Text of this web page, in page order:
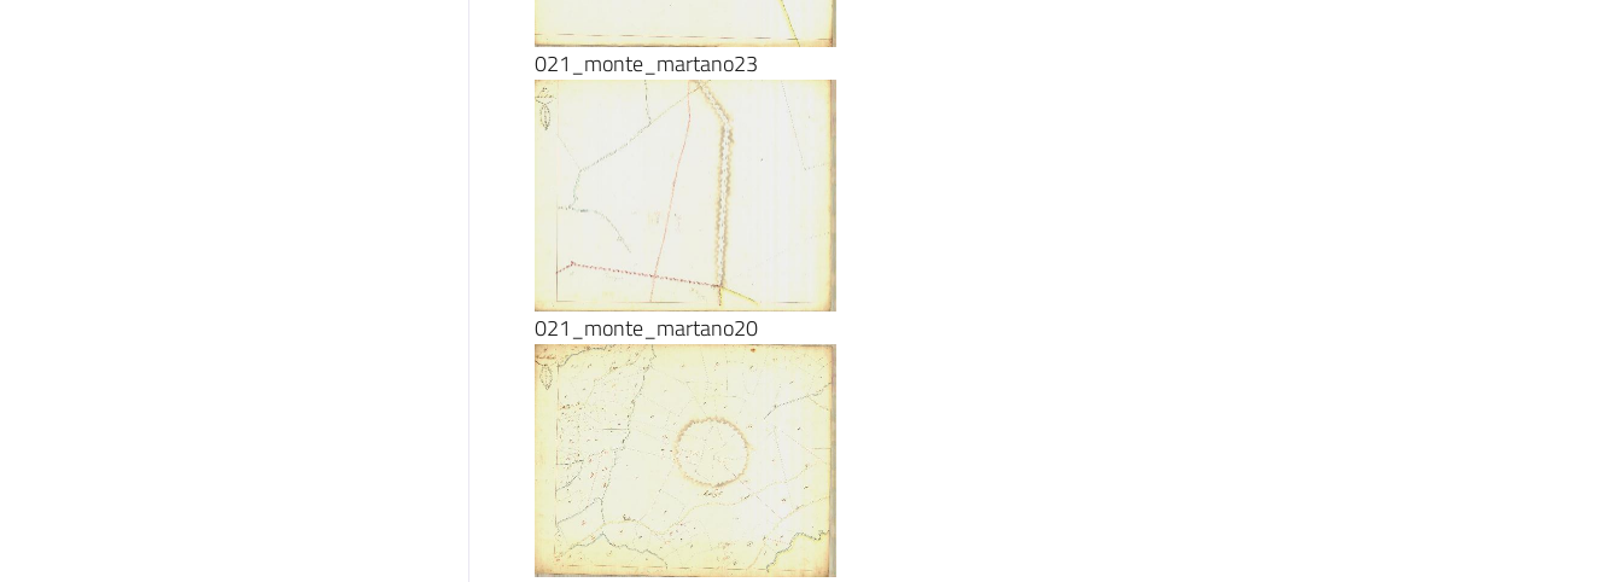
021_monte_martano23
021_monte_martano20